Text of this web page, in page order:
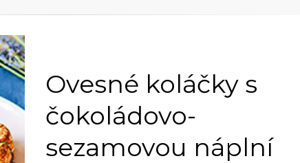
Ovesné koláčky s
čokoládovo-
sezamovou náplní